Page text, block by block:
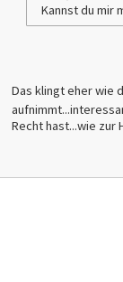
Kannst du mir
Das klingt eher wie
Recht hast...wie zur